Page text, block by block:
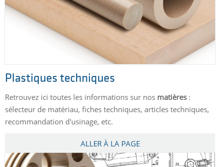
Plastiques techniques
Retrouvez ici toutes les informations sur nos matières :
sélecteur de matériau, fiches techniques, articles techniques,
recommandation d'usinage, etc.
ALLER À LA PAGE